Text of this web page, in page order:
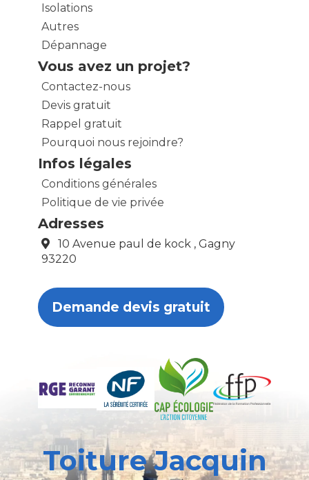
Isolations
Autres
Dépannage
Vous avez un projet?
Contactez-nous
Devis gratuit
Rappel gratuit
Pourquoi nous rejoindre?
Infos légales
Conditions générales
Politique de vie privée
Adresses
10 Avenue paul de kock , Gagny
93220
Demande devis gratuit
Toiture Jacquin